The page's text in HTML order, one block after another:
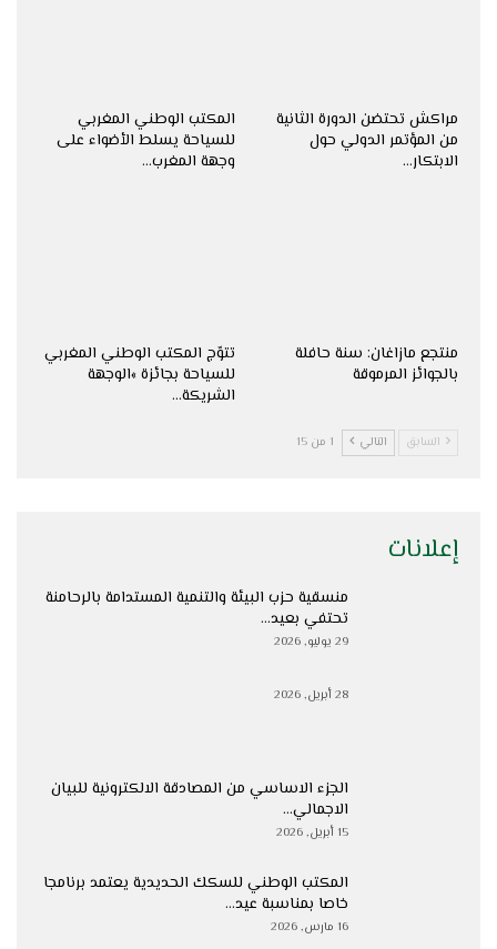
مراكش تحتضن الدورة الثانية
من المؤتمر الدولي حول
الابتكار…
المكتب الوطني المغربي
للسياحة يسلط الأضواء على
وجهة المغرب…
منتجع مازاغان: سنة حافلة
بالجوائز المرموقة
تتوّج المكتب الوطني المغربي
للسياحة بجائزة »الوجهة
الشريكة…
السابق التالي 1 من 15
إعلانات
منسقية حزب البيئة والتنمية المستدامة بالرحامنة
تحتفي بعيد…
29 يوليو, 2026
28 أبريل, 2026
الجزء الاساسي من المصادقة الالكترونية للبيان
الاجمالي…
15 أبريل, 2026
المكتب الوطني للسكك الحديدية يعتمد برنامجا
خاصا بمناسبة عيد…
16 مارس, 2026